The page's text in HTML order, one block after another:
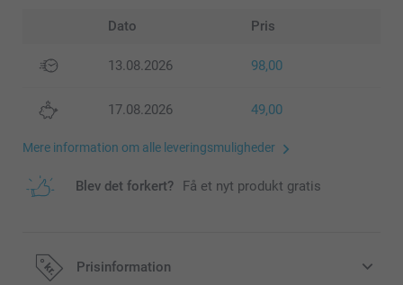
Dato Pris
13.08.2026 98,00
17.08.2026 49,00
Mere information om alle leveringsmuligheder
Blev det forkert? Få et nyt produkt gratis
Prisinformation